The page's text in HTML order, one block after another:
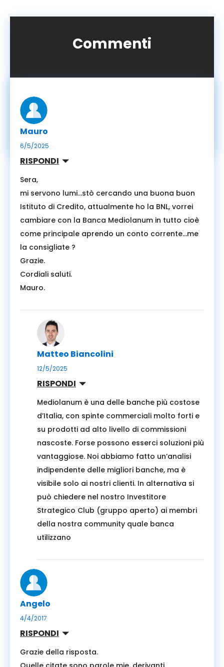
Commenti
Mauro
6/5/2025
RISPONDI
Sera,
mi servono lumi…stò cercando una buona buon
Istituto di Credito, attualmente ho la BNL, vorrei
cambiare con la Banca Mediolanum in tutto cioè
come principale aprendo un conto corrente…me
la consigliate ?
Grazie.
Cordiali saluti.
Mauro.
Matteo Biancolini
12/5/2025
RISPONDI
Mediolanum è una delle banche più costose
d’Italia, con spinte commerciali molto forti e
su prodotti ad alto livello di commissioni
nascoste. Forse possono esserci soluzioni più
vantaggiose. Noi abbiamo fatto un’analisi
indipendente delle migliori banche, ma è
visibile solo ai nostri clienti. In alternativa si
può chiedere nel nostro Investitore
Strategico Club (gruppo aperto) ai membri
della nostra community quale banca
utilizzano
Angelo
4/4/2017
RISPONDI
Grazie della risposta.